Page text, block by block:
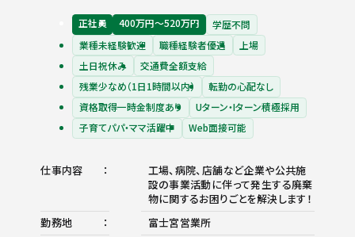
正社員 400万円〜520万円
学歴不問
業種未経験歓迎
職種経験者優遇
上場
土日祝休み
交通費全額支給
残業少なめ（1日1時間以内）
転勤の心配なし
資格取得一時金制度あり
Uターン・Iターン積極採用
子育てパパ・ママ活躍中
Web面接可能
仕事内容
工場、病院、店舗など企業や公共施
設の事業活動に伴って発生する廃棄
物に関するお困りごとを解決します！
勤務地
富士宮営業所